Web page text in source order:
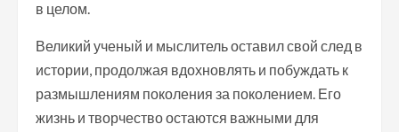
в целом.
Великий ученый и мыслитель оставил свой след в
истории, продолжая вдохновлять и побуждать к
размышлениям поколения за поколением. Его
жизнь и творчество остаются важными для